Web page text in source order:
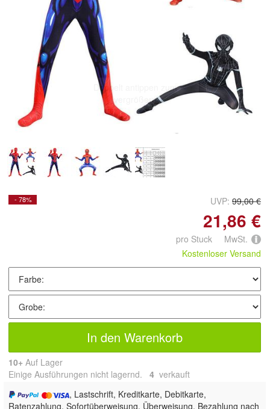
Doppelt antippen zum
vergrößern
- 78% UVP: 99,00 €
21,86 €
pro Stuck MwSt.
Kostenloser Versand
In den Warenkorb
10+ Auf Lager
Einige Ausführungen nicht lagernd. 4 verkauft
, Lastschrift, Kreditkarte, Debitkarte,
Ratenzahlung, Sofortüberweisung, Überweisung, Bezahlung nach